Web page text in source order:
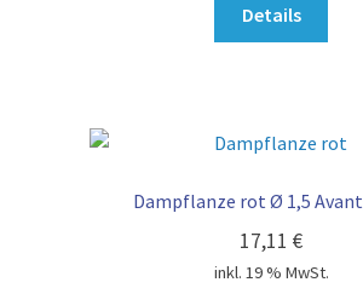
Details
Dampflanze rot Ø 1,5
17,11 €
inkl. 19 % MwSt.